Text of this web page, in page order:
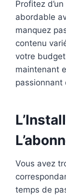
Profitez
abordable
manquez
contenu
votre
maintenant
passionnant
L’
Vous avez
temps de